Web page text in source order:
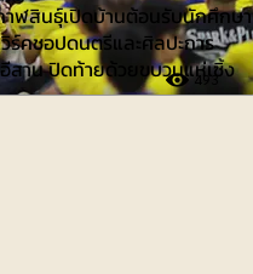
ฬสินธุ์เปิดบ้านต้อนรับนักศึกษา
ร์คชอปดนตรีและศิลปะการ
าน ปิดท้ายด้วยขบวนแห่เซิ้ง
493